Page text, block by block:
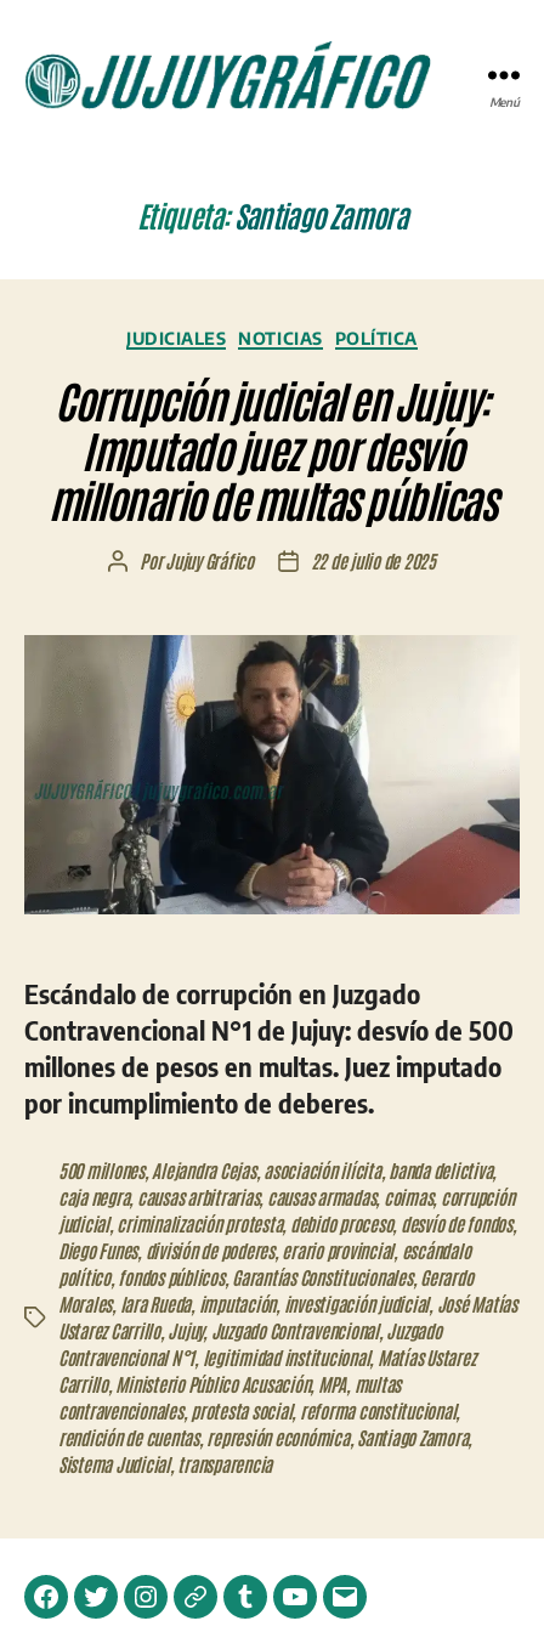
Menú
Etiqueta:Santiago Zamora
Categorías
JUDICIALES NOTICIAS POLÍTICA
Corrupción judicial en Jujuy:
Imputado juez por desvío
millonario de multas públicas
Autor
entrada
PorJujuy Gráfico
Fecha
entrada
22 de julio de 2025
Escándalo de corrupción en Juzgado
Contravencional N°1 de Jujuy: desvío de 500
millones de pesos en multas. Juez imputado
por incumplimiento de deberes.
Etiquetas
500 millones, Alejandra Cejas, asociación ilícita, banda delictiva,
caja negra, causas arbitrarias, causas armadas, coimas, corrupción
judicial, criminalización protesta, debido proceso, desvío de fondos,
Diego Funes, división de poderes, erario provincial, escándalo
político, fondos públicos, Garantías Constitucionales, Gerardo
Morales, Iara Rueda, imputación, investigación judicial, José Matías
Ustarez Carrillo, Jujuy, Juzgado Contravencional, Juzgado
Contravencional N°1, legitimidad institucional, Matías Ustarez
Carrillo, Ministerio Público Acusación, MPA, multas
contravencionales, protesta social, reforma constitucional,
rendición de cuentas, represión económica, Santiago Zamora,
Sistema Judicial, transparencia
FacebookTwitterInstagramTelegramTumblrYouTubeCorreo